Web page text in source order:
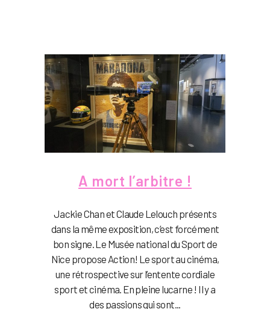
A mort l’arbitre !
Jackie Chan et Claude Lelouch présents
dans la même exposition, c’est forcément
bon signe. Le Musée national du Sport de
Nice propose Action! Le sport au cinéma,
une rétrospective sur l’entente cordiale
sport et cinéma. En pleine lucarne ! Il y a
des passions qui sont...